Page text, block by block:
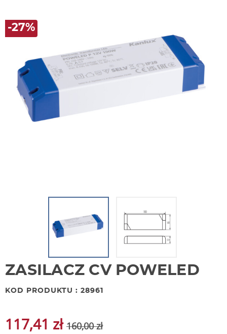
-27%
ZASILACZ CV POWELED
KOD PRODUKTU : 28961
117,41 zł 160,00 zł